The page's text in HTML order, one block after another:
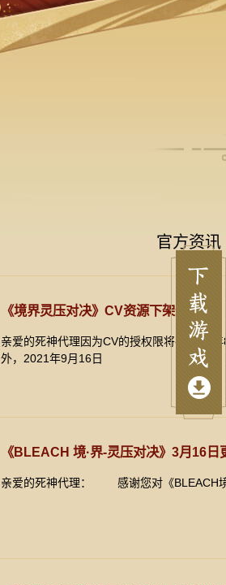
官方资讯
《境界灵压对决》CV资源下架通知
亲爱的死神代理因为CV的授权限将在2021
外，2021年9月16日
《BLEACH 境·界-灵压对决》3月16日
亲爱的死神代理： 感谢您对《BLEACH境